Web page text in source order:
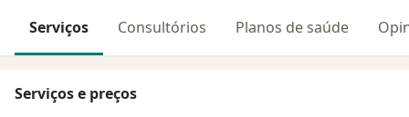
Serviços Consultórios Planos de saúde
Serviços e preços